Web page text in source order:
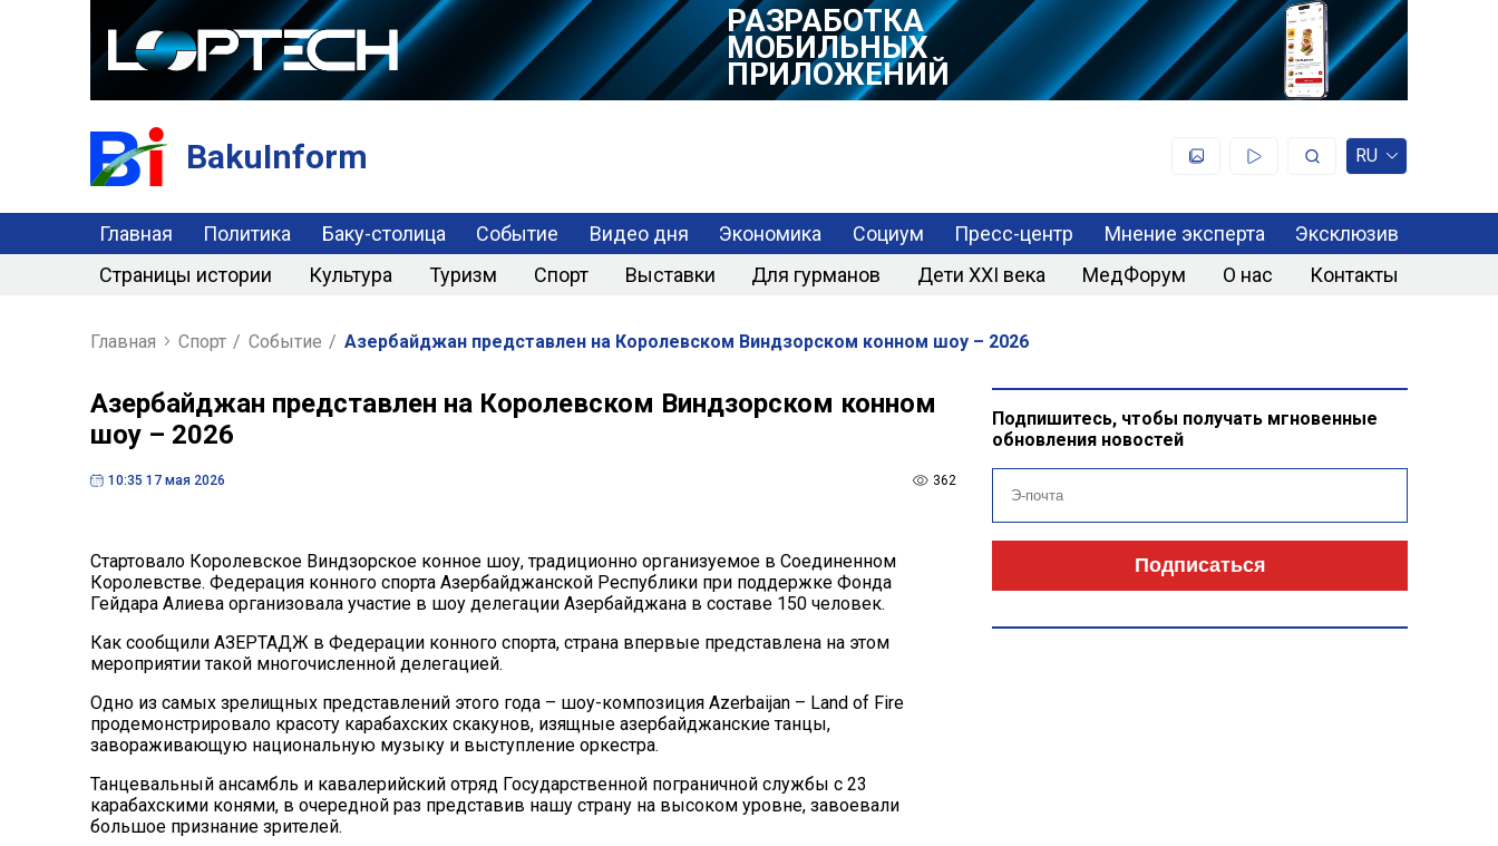
РАЗРАБОТКА
МОБИЛЬНЫХ
ПРИЛОЖЕНИЙ
BakuInform RU
Главная Политика Баку-столица Событие Видео дня Экономика Социум Пресс-центр Мнение эксперта
Эксклюзив
Страницы истории
Культура Туризм Спорт Выставки Для гурманов Дети XXI века МедФорум О нас Контакты
Главная Спорт / Событие / Азербайджан представлен на Королевском Виндзорском конном шоу – 2026
Азербайджан представлен на Королевском Виндзорском конном
шоу – 2026
10:35 17 мая 2026 362
Стартовало Королевское Виндзорское конное шоу, традиционно организуемое в Соединенном
Королевстве. Федерация конного спорта Азербайджанской Республики при поддержке Фонда
Гейдара Алиева организовала участие в шоу делегации Азербайджана в составе 150 человек.
Как сообщили АЗЕРТАДЖ в Федерации конного спорта, страна впервые представлена на этом
мероприятии такой многочисленной делегацией.
Одно из самых зрелищных представлений этого года – шоу-композиция Azerbaijan – Land of Fire
продемонстрировало красоту карабахских скакунов, изящные азербайджанские танцы,
завораживающую национальную музыку и выступление оркестра.
Танцевальный ансамбль и кавалерийский отряд Государственной пограничной службы с 23
карабахскими конями, в очередной раз представив нашу страну на высоком уровне, завоевали
большое признание зрителей.
Подпишитесь, чтобы получать мгновенные
обновления новостей
Подписаться